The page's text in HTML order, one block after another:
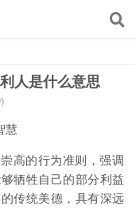
人是什么意思
慧
高的行为准则，强调
牺牲自己的部分利益
传统美德，具有深远